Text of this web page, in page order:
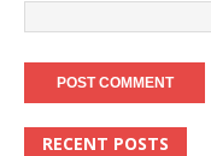
RECENT POSTS